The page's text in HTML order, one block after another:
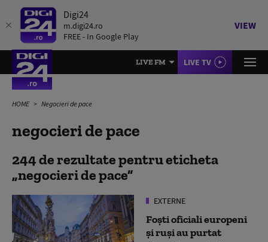
Digi24
m.digi24.ro
FREE - In Google Play
VIEW
LIVE FM LIVE TV
HOME Negocieri de pace
negocieri de pace
244 de rezultate pentru eticheta
negocieri de pace
EXTERNE
Foști oficiali europeni
și ruși au purtat